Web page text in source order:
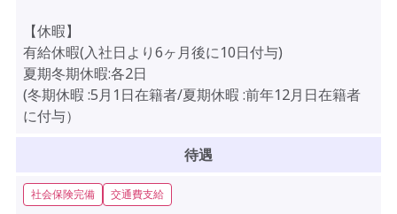
【休暇】
有給休暇(入社日より6ヶ月後に10日付与)
夏期冬期休暇:各2日
(冬期休暇 :5月1日在籍者/夏期休暇 :前年12月日在籍者
に付与）
待遇
社会保険完備 交通費支給